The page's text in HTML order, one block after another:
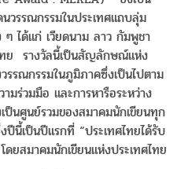
วรรณกรรมในประเทศแถบลุ่ม
ๆ ได้แก่ เวียดนาม ลาว กัมพูชา
ย รางวัลนี้เป็นสัญลักษณ์แห่ง
รรณกรรมในภูมิภาคซึ่งเป็นไปตาม
มร่วมมือ และการหารือระหว่าง
นศูนย์รวมของสมาคมนักเขียนทุก
ปีนี้เป็นปีแรกที่ “ประเทศไทยได้รับ
ดยสมาคมนักเขียนแห่งประเทศไทย